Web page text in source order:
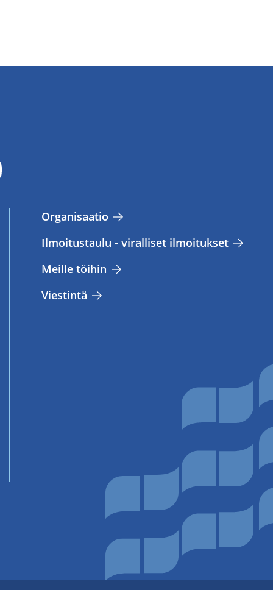
Or­ga­ni­saa­tio
Il­moi­tus­tau­lu - vi­ral­li­set il­moi­tuk­set
Meil­le töi­hin
Vies­tin­tä